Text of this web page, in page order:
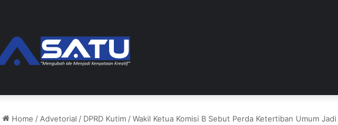
Home / Advetorial / DPRD Kutim / Wakil Ketua Komisi B Sebut Perda Ketertiban Umum